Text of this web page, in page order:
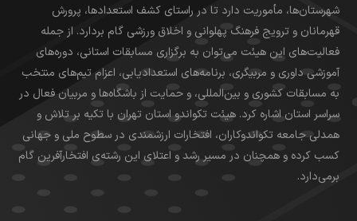
شهرستان‌ها، مأموریت دارد تا در راستای کشف استعدادها، پرورش
قهرمانان و ترویج فرهنگ پهلوانی و اخلاق ورزشی گام بردارد. از جمله
فعالیت‌های این هیئت می‌توان به برگزاری مسابقات استانی، دوره‌های
آموزشی داوری و مربیگری، برنامه‌های استعدادیابی، اعزام تیم‌های منتخب
به مسابقات کشوری و بین‌المللی، و حمایت از باشگاه‌ها و مربیان فعال در
سراسر استان اشاره کرد. هیئت تکواندو استان تهران با تکیه بر تلاش و
همدلی جامعه تکواندوکاران، افتخارات ارزشمندی در سطوح ملی و جهانی
کسب کرده و همچنان در مسیر رشد و اعتلای این رشته‌ی افتخارآفرین گام
برمی‌دارد.